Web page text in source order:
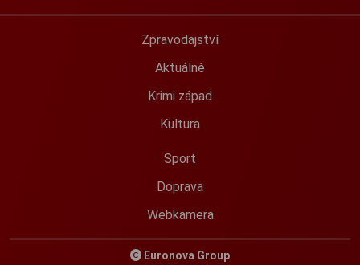
Zpravodajství
Aktuálně
Krimi západ
Kultura
Sport
Doprava
Webkamera
Euronova Group